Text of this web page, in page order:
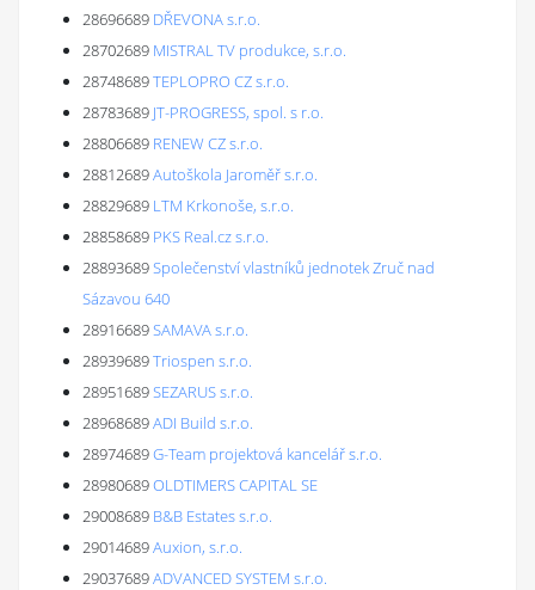
28696689 DŘEVONA s.r.o.
28702689 MISTRAL TV produkce, s.r.o.
28748689TEPLOPRO CZ s.r.o.
28783689 JT-PROGRESS, spol. s r.o.
28806689 RENEW CZ s.r.o.
28812689Autoškola Jaroměř s.r.o.
28829689 LTM Krkonoše, s.r.o.
28858689 PKS Real.cz s.r.o.
28893689Společenství vlastníků jednotek Zruč nad
Sázavou 640
28916689SAMAVA s.r.o.
28939689Triospen s.r.o.
28951689SEZARUS s.r.o.
28968689ADI Build s.r.o.
28974689G-Team projektová kancelář s.r.o.
28980689OLDTIMERS CAPITAL SE
29008689 B&B Estates s.r.o.
29014689Auxion, s.r.o.
29037689ADVANCED SYSTEM s.r.o.